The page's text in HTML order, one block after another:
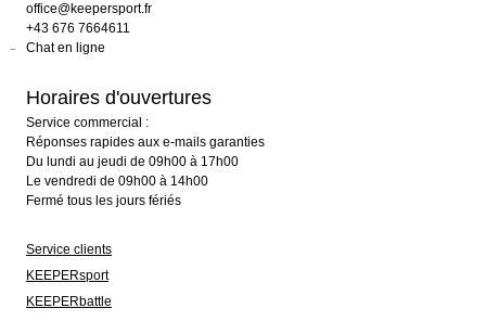
office@keepersport.fr
+43 676 7664611
Chat en ligne
Horaires d'ouvertures
Service commercial :
Réponses rapides aux e-mails garanties
Du lundi au jeudi de 09h00 à 17h00
Le vendredi de 09h00 à 14h00
Fermé tous les jours fériés
Service clients
KEEPERsport
KEEPERbattle